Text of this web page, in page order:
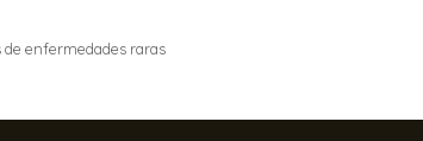
enfermedades raras